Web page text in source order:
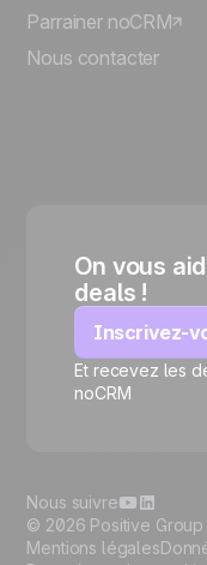
Parrainer noCRM
Nous contacter
On vous
deals !
Inscrivez-
Et recevez les
noCRM
© 2026 Positive Group
Mentions légales
Nous suivre